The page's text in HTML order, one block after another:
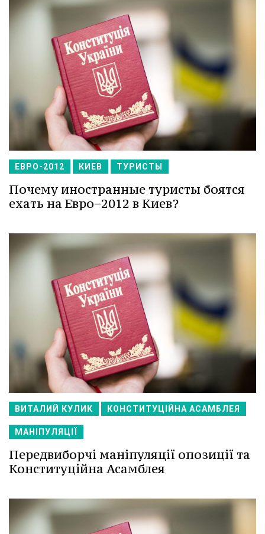
ЕВРО-2012 КИЕВ ТУРИСТЫ
Почему иностранные туристы боятся
ехать на Евро−2012 в Киев?
ВИТАЛИЙ КУЛИК КОНСТИТУЦІЙНА АСАМБЛЕЯ
МАНІПУЛЯЦІЇ
Передвиборчі маніпуляції опозиції та
Конституційна Асамблея